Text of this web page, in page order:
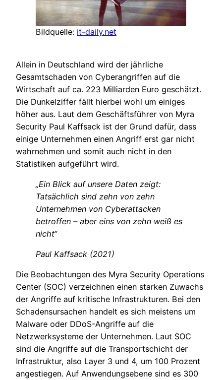
Bildquelle: it-daily.net
Allein in Deutschland wird der jährliche
Gesamtschaden von Cyberangriffen auf die
Wirtschaft auf ca. 223 Milliarden Euro geschätzt.
Die Dunkelziffer fällt hierbei wohl um einiges
höher aus. Laut dem Geschäftsführer von Myra
Security Paul Kaffsack ist der Grund dafür, dass
einige Unternehmen einen Angriff erst gar nicht
wahrnehmen und somit auch nicht in den
Statistiken aufgeführt wird.
„Ein Blick auf unsere Daten zeigt:
Tatsächlich sind zehn von zehn
Unternehmen von Cyberattacken
betroffen – aber eins von zehn weiß es
nicht“
Paul Kaffsack (2021)
Die Beobachtungen des Myra Security Operations
Center (SOC) verzeichnen einen starken Zuwachs
der Angriffe auf kritische Infrastrukturen. Bei den
Schadensursachen handelt es sich meistens um
Malware oder DDoS-Angriffe auf die
Netzwerksysteme der Unternehmen. Laut SOC
sind die Angriffe auf die Transportschicht der
Infrastruktur, also Layer 3 und 4, um 100 Prozent
angestiegen. Auf Anwendungsebene sind es 300